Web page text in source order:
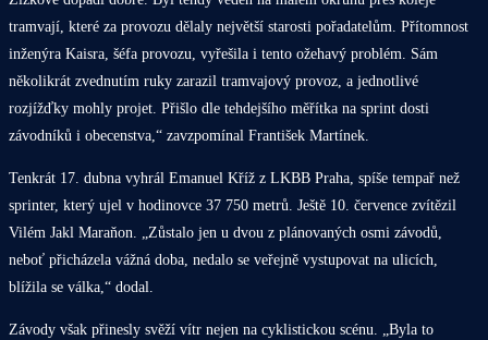
tramvají, které za provozu dělaly největší starosti pořadatelům. Přítomnost
inženýra Kaisra, šéfa provozu, vyřešila i tento ožehavý problém. Sám
několikrát zvednutím ruky zarazil tramvajový provoz, a jednotlivé
rozjížďky mohly projet. Přišlo dle tehdejšího měřítka na sprint dosti
závodníků i obecenstva,“ zavzpomínal František Martínek.
Tenkrát 17. dubna vyhrál Emanuel Kříž z LKBB Praha, spíše tempař než
sprinter, který ujel v hodinovce 37 750 metrů. Ještě 10. července zvítězil
Vilém Jakl Maraňon. „Zůstalo jen u dvou z plánovaných osmi závodů,
neboť přicházela vážná doba, nedalo se veřejně vystupovat na ulicích,
blížila se válka,“ dodal.
Závody však přinesly svěží vítr nejen na cyklistickou scénu. „Byla to